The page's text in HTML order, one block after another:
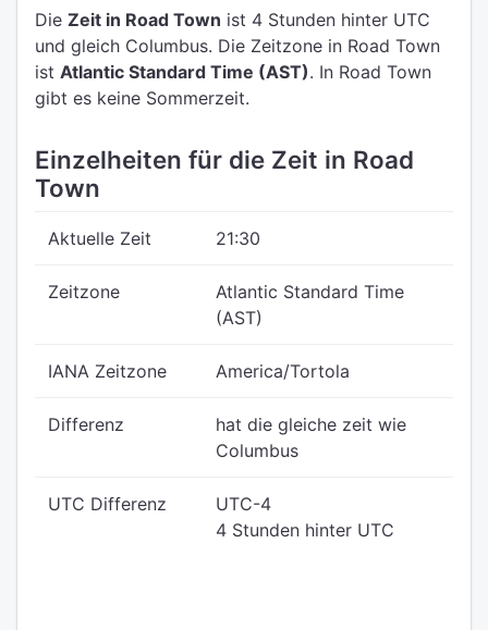
Die Zeit in Road Town ist 4 Stunden hinter UTC
und gleich Columbus. Die Zeitzone in Road Town
ist Atlantic Standard Time (AST). In Road Town
gibt es keine Sommerzeit.
Einzelheiten für die Zeit in Road
Town
Aktuelle Zeit 21:30
Zeitzone
Atlantic Standard Time
(AST)
IANA Zeitzone America/Tortola
Differenz
hat die gleiche zeit wie
Columbus
UTC Differenz
UTC-4
4 Stunden hinter UTC